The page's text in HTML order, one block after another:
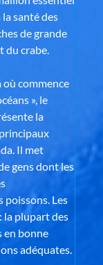
santé des
de grande
du crabe.
où commence
», le
la
Il met
gens dont les
poissons. Les
la plupart des
en bonne
adéquates.